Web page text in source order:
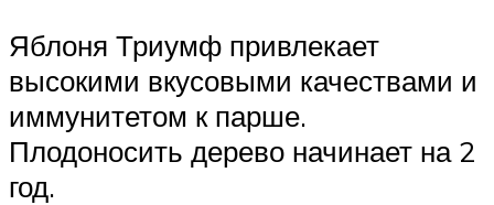
Яблоня Триумф привлекает
высокими вкусовыми качествами и
иммунитетом к парше.
Плодоносить дерево начинает на 2
год.